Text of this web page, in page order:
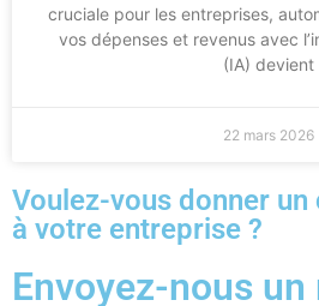
cruciale pour les entreprises,
vos dépenses et revenus avec
(IA) devient
22 mars 2026
Voulez-vous donner
à votre entreprise ?
Envoyez-nous